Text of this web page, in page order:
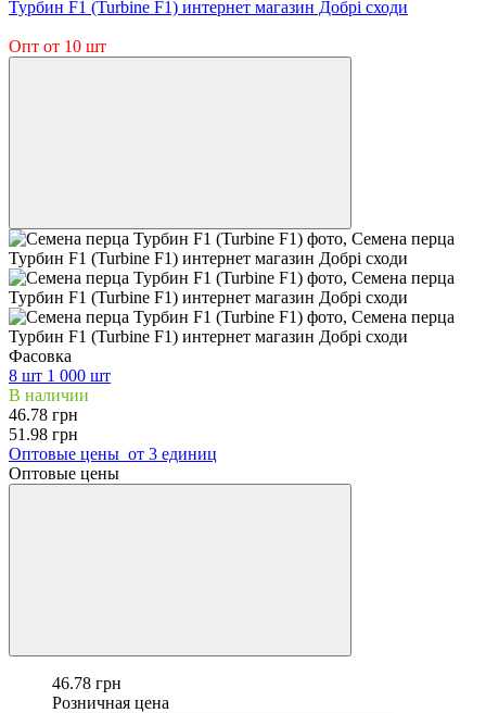
Опт от 10 шт
Фасовка
8 шт 1 000 шт
В наличии
46.78 грн
51.98 грн
Оптовые цены от 3 единиц
Оптовые цены
46.78 грн
Розничная цена